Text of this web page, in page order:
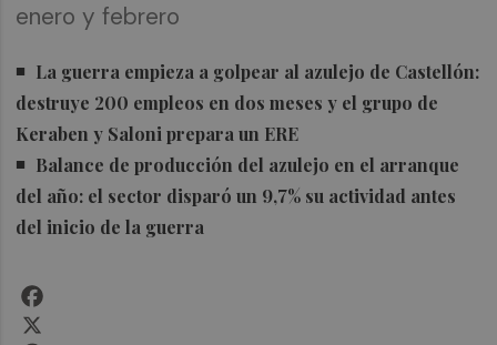
enero y febrero
La guerra empieza a golpear al azulejo de Castellón:
destruye 200 empleos en dos meses y el grupo de
Keraben y Saloni prepara un ERE
Balance de producción del azulejo en el arranque
del año: el sector disparó un 9,7% su actividad antes
del inicio de la guerra